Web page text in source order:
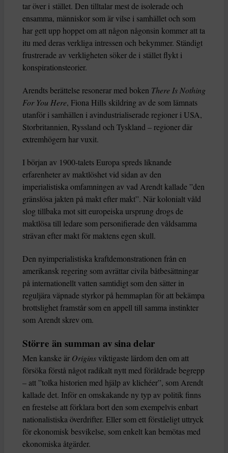
tar över i stället. Den tilltalar mest de isolerade och
ensamma, människor som är vilse i samhället och som
har gett upp hoppet om att någon någonsin kommer att ta
itu med deras verkliga intressen och bekymmer. Ständigt
frustrerade av verkligheten söker de i stället flykt i
konspirationsteorier.
Arendts berättelse resonerar med boken There Is Nothing
For You Here, Fiona Hills skildring av de som lämnats
utanför i samhällen i avindustrialiserade regioner i USA,
Storbritannien, Ryssland och Tyskland – regioner där
extremhögern har vuxit.
I början av 1900-talets Europa spreds liknande
erfarenheter av maktlöshet vid sidan av den
imperialistiska omfamningen av vad Arendt kallade ”den
gränslösa jakten på makt efter makt”. När kolonialt våld
slog tillbaka mot sitt europeiska ursprung drogs de
maktlösa till ledare som personifierade den våldsamma
strävan efter makt för maktens egen skull.
Den nyimperialistiska kraftdemonstrationen från en
amerikansk regering som avrättar civila båtbesättningar
på internationellt vatten samtidigt som den sätter in
reguljära väpnade styrkor på hemmaplan för att bekämpa
brottslighet framstår som en appell till samma instinkter
som Arendt skrev om.
Större än summan av sina delar
Men kanske är Origins viktigaste lärdom den om att
försöka förstå något radikalt nytt med föråldrade begrepp
– att ”tolka historien med hjälp av klichéer”, som Arendt
kallade det. Inför en omskakande ny typ av politik finns
en frestelse att förklara bort den som exempelvis enbart
nationalistiska överdrifter. Eller som ett förståeligt uttryck
för ekonomisk besvikelse, som enkelt kan bemötas med
ekonomiska åtgärder.